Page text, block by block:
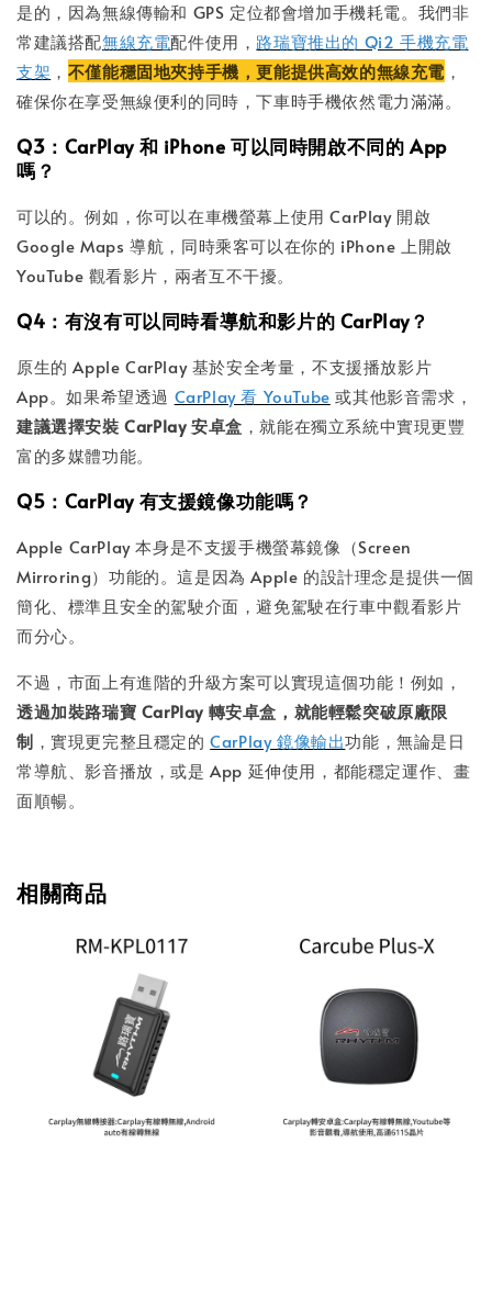
是的，因為無線傳輸和 GPS 定位都會增加手機耗電。我們非
常建議搭配無線充電配件使用， 路瑞寶推出的 Qi2 手機充電
支架 ， 不僅能穩固地夾持手機，更能提供高效的無線充電 ，
確保你在享受無線便利的同時，下車時手機依然電力滿滿。
Q3：CarPlay 和 iPhone 可以同時開啟不同的 App
嗎？
可以的。例如，你可以在車機螢幕上使用 CarPlay 開啟
Google Maps 導航，同時乘客可以在你的 iPhone 上開啟
YouTube 觀看影片，兩者互不干擾。
Q4：有沒有可以同時看導航和影片的 CarPlay？
原生的 Apple CarPlay 基於安全考量，不支援播放影片
App。如果希望透過 CarPlay 看 YouTube 或其他影音需求，
建議選擇安裝 CarPlay 安卓盒 ，就能在獨立系統中實現更豐
富的多媒體功能。
Q5：CarPlay 有支援鏡像功能嗎？
Apple CarPlay 本身是不支援手機螢幕鏡像（Screen
Mirroring）功能的。這是因為 Apple 的設計理念是提供一個
簡化、標準且安全的駕駛介面，避免駕駛在行車中觀看影片
而分心。
不過，市面上有進階的升級方案可以實現這個功能！例如，
透過加裝路瑞寶 CarPlay 轉安卓盒，就能輕鬆突破原廠限
制 ，實現更完整且穩定的CarPlay 鏡像輸出功能，無論是日
常導航、影音播放，或是 App 延伸使用，都能穩定運作、畫
面順暢。
相關商品